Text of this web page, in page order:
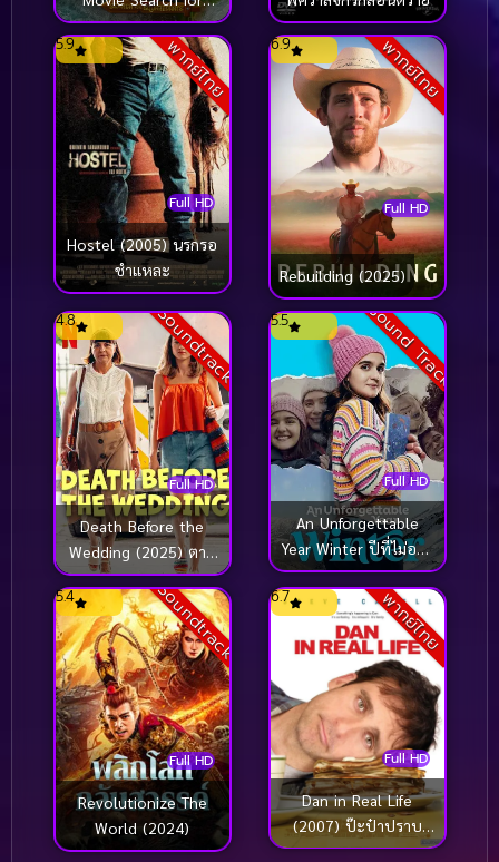
SquarePants (2025)
เดอะ สพันจ์บ็อบ มูฟวี่
ภารกิจตามหาสพันจ์
บ็อบพากย์ไทย
Full HD
5.9
Hostel (2005) นรกรอ
ชำแหละ
พากย์ไทย
Full HD
6.9
Rebuilding (2025)
Soundtrack
Full HD
4.8
Death Before the
Wedding (2025) ตาย
ก่อนแต่ง
Sound Track
Full HD
5.5
An Unforgettable
Year Winter ปีที่ไม่อาจ
ลืมเลือน ฤดูหนาว
(2023)
Soundtrack
Full HD
5.4
Revolutionize The
World (2024)
พากย์ไทย
Full HD
6.7
Dan in Real Life
(2007) ป๊ะป๋าปราบ
ป่วนก๊วนยกบ้าน